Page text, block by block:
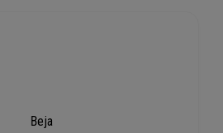
Beja